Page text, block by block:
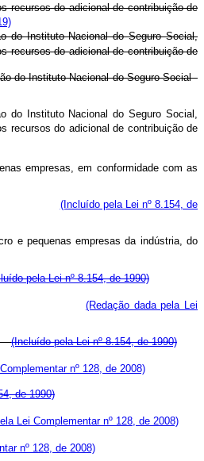
recursos do adicional de contribuição de
do Instituto Nacional do Seguro Social,
recursos do adicional de contribuição de
do Instituto Nacional do Seguro Social -
do Instituto Nacional do Seguro Social,
recursos do adicional de contribuição de
empresas, em conformidade com as
Federal. (Incluído pela Lei nº 8.154, de
e pequenas empresas da indústria, do
pela Lei nº 8.154, de 1990)
remuneração.(Redação dada pela Lei
(Incluído pela Lei nº 8.154, de 1990)
nº 128, de 2008)
de 1990)
Lei Complementar nº 128, de 2008)
nº 128, de 2008)